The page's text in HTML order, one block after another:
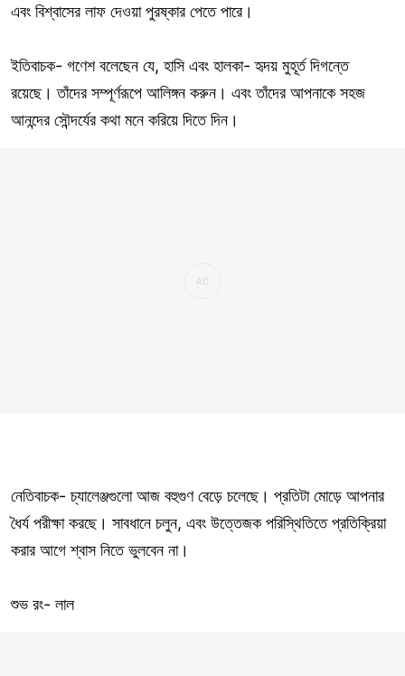
এবং বিশ্বাসের লাফ দেওয়া পুরষ্কার পেতে পারে।
ইতিবাচক- গণেশ বলেছেন যে, হাসি এবং হালকা- হৃদয় মুহূর্ত দিগন্তে
রয়েছে। তাঁদের সম্পূর্ণরূপে আলিঙ্গন করুন। এবং তাঁদের আপনাকে সহজ
আনন্দের সৌন্দর্যের কথা মনে করিয়ে দিতে দিন।
নেতিবাচক- চ্যালেঞ্জগুলো আজ বহুগুণ বেড়ে চলেছে। প্রতিটা মোড়ে আপনার
ধৈর্য পরীক্ষা করছে। সাবধানে চলুন, এবং উত্তেজক পরিস্থিতিতে প্রতিক্রিয়া
করার আগে শ্বাস নিতে ভুলবেন না।
শুভ রং- লাল